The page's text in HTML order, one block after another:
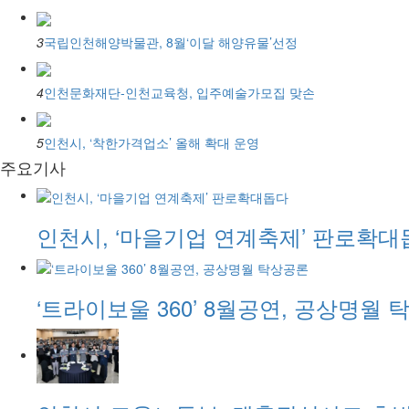
3국립인천해양박물관, 8월‘이달 해양유물’선정
4인천문화재단-인천교육청, 입주예술가모집 맞손
5인천시, ‘착한가격업소’ 올해 확대 운영
주요기사
인천시, ‘마을기업 연계축제’ 판로확대
‘트라이보울 360’ 8월공연, 공상명월